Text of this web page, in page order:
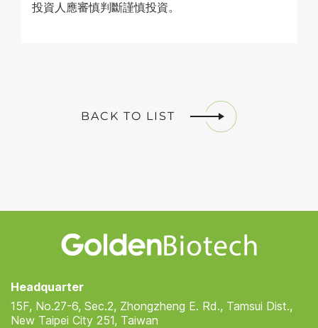
投資人應審慎判斷謹慎投資。
BACK TO LIST
Golden Biotech
Headquarter
15F, No.27-6, Sec.2, Zhongzheng E. Rd., Tamsui Dist.,
New Taipei City 251, Taiwan